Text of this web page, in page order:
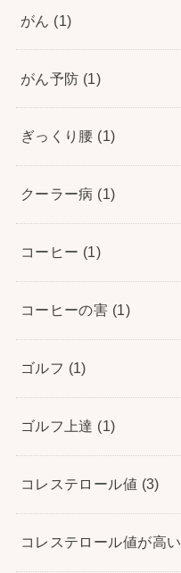
がん (1)
がん予防 (1)
ぎっくり腰 (1)
クーラー病 (1)
コーヒー (1)
コーヒーの害 (1)
ゴルフ (1)
ゴルフ上達 (1)
コレステロール値 (3)
コレステロール値が高い